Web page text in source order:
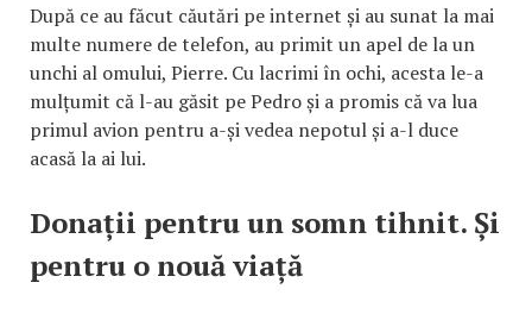
După ce au făcut căutări pe internet și au sunat la mai
multe numere de telefon, au primit un apel de la un
unchi al omului, Pierre. Cu lacrimi în ochi, acesta le-a
mulțumit că l-au găsit pe Pedro și a promis că va lua
primul avion pentru a-și vedea nepotul și a-l duce
acasă la ai lui.
Donații pentru un somn tihnit. Și
pentru o nouă viață